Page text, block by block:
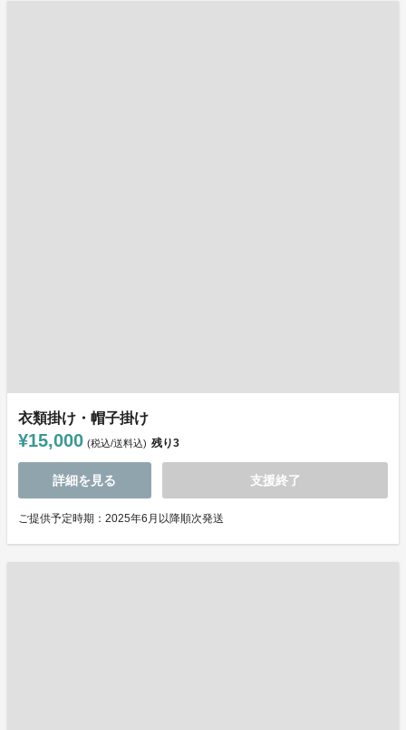
衣類掛け・帽子掛け
¥15,000 (税込/送料込) 残り3
詳細を見る 支援終了
ご提供予定時期：2025年6月以降順次発送